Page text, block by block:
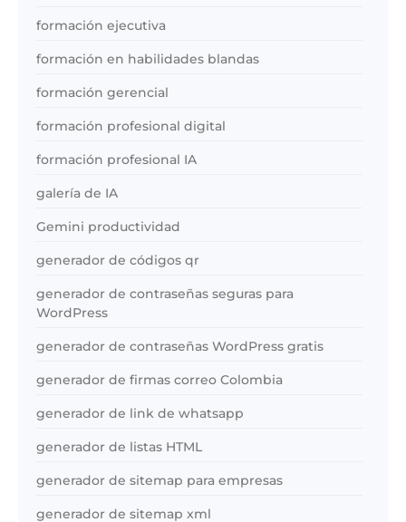
formación ejecutiva
formación en habilidades blandas
formación gerencial
formación profesional digital
formación profesional IA
galería de IA
Gemini productividad
generador de códigos qr
generador de contraseñas seguras para
WordPress
generador de contraseñas WordPress gratis
generador de firmas correo Colombia
generador de link de whatsapp
generador de listas HTML
generador de sitemap para empresas
generador de sitemap xml